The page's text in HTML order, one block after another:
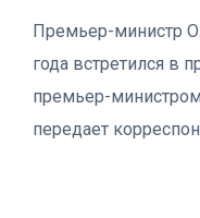
Премьер-министр
года встретился в
премьер-
передает